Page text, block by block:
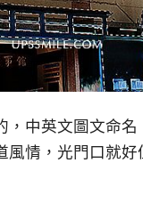
，中英文圖文命
情，光門口就好